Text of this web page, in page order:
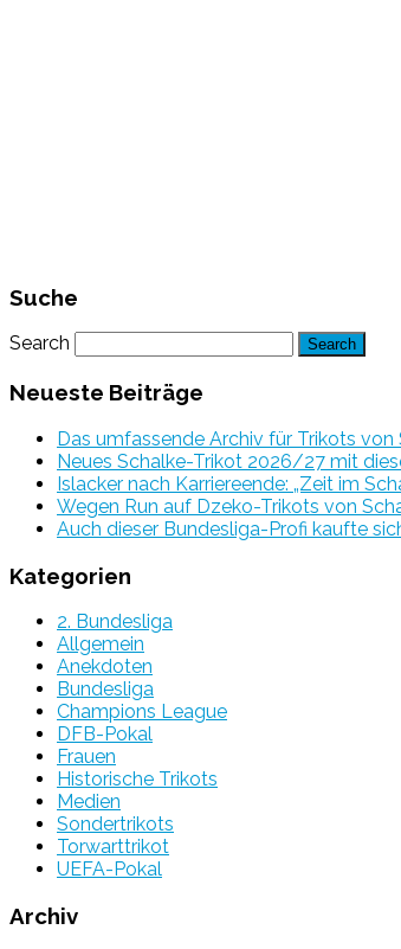
Suche
Search
Neueste Beiträge
Das umfassende Archiv für Trikots von
Neues Schalke-Trikot 2026/27 mit
Islacker nach Karriereende: „Zeit im
Wegen Run auf Dzeko-Trikots von
Auch dieser Bundesliga-Profi kaufte
Kategorien
2. Bundesliga
Allgemein
Anekdoten
Bundesliga
Champions League
DFB-Pokal
Frauen
Historische Trikots
Medien
Sondertrikots
Torwarttrikot
UEFA-Pokal
Archiv